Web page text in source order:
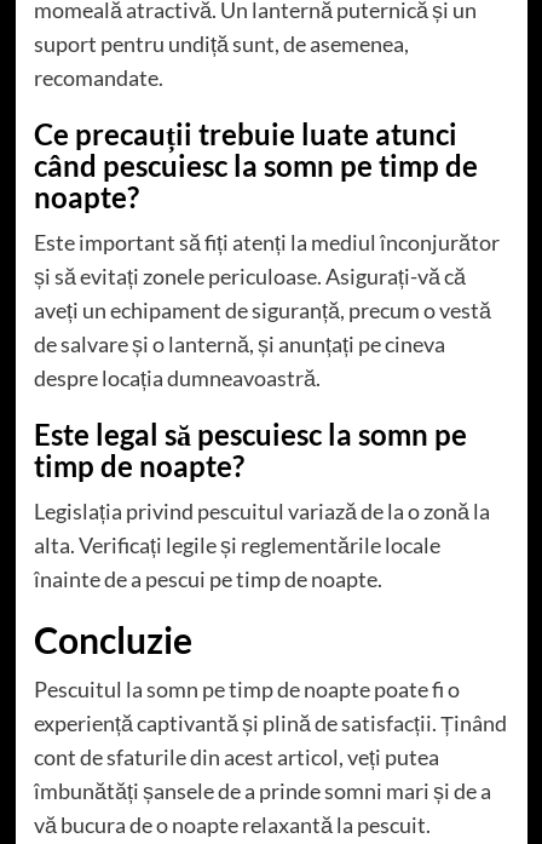
momeală atractivă. Un lanternă puternică și un
suport pentru undiță sunt, de asemenea,
recomandate.
Ce precauții trebuie luate atunci
când pescuiesc la somn pe timp de
noapte?
Este important să fiți atenți la mediul înconjurător
și să evitați zonele periculoase. Asigurați-vă că
aveți un echipament de siguranță, precum o vestă
de salvare și o lanternă, și anunțați pe cineva
despre locația dumneavoastră.
Este legal să pescuiesc la somn pe
timp de noapte?
Legislația privind pescuitul variază de la o zonă la
alta. Verificați legile și reglementările locale
înainte de a pescui pe timp de noapte.
Concluzie
Pescuitul la somn pe timp de noapte poate fi o
experiență captivantă și plină de satisfacții. Ținând
cont de sfaturile din acest articol, veți putea
îmbunătăți șansele de a prinde somni mari și de a
vă bucura de o noapte relaxantă la pescuit.